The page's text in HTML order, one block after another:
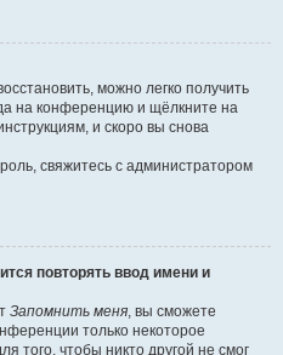
можно легко получить
на конференцию и щёлкните на
и скоро вы снова
свяжитесь с администратором
повторять ввод имени и
Запомнить меня, вы сможете
только некоторое
того, чтобы никто другой не смог